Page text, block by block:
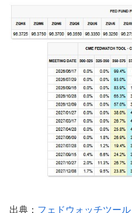
出典： フェドウォッチツール